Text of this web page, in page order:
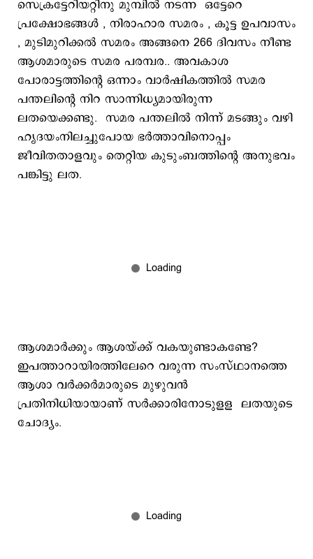
സെക്രട്ടേറിയറ്റിനു മുമ്പില്‍ നടന്ന ഒട്ടേറെ
പ്രക്ഷോഭങ്ങള്‍ , നിരാഹാര സമരം , കൂട്ട ഉപവാസം
, മുടിമുറിക്കല്‍ സമരം അങ്ങനെ 266 ദിവസം നീണ്ട
ആശമാരുടെ സമര പരമ്പര.. അവകാശ
പോരാട്ടത്തിന്‍റെ ഒന്നാം വാര്‍ഷികത്തില്‍ സമര
പന്തലിന്‍റെ നിറ സാന്നിധ്യമായിരുന്ന
ലതയെക്കണ്ടു. സമര പന്തലില്‍ നിന്ന് മടങ്ങും വഴി
ഹൃദയംനിലച്ചുപോയ ഭര്‍ത്താവിനൊപ്പം
ജീവിതതാളവും തെറ്റിയ കുടുംബത്തിന്‍റെ അനുഭവം
പങ്കിട്ടു ലത.
ആശമാര്‍ക്കും ആശയ്ക്ക് വകയുണ്ടാകണ്ടേ?
ഇപത്താറായിരത്തിലേറെ വരുന്ന സംസ്ഥാനത്തെ
ആശാ വര്‍ക്കര്‍മാരുടെ മുഴുവന്‍
പ്രതിനിധിയായാണ് സര്‍ക്കാരിനോടുളള ലതയുടെ
ചോദ്യം.